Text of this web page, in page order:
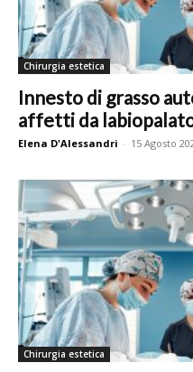
Chirurgia estetica
Innesto di grasso
affetti da
Elena D'Alessandri - 15 Agosto
Chirurgia estetica